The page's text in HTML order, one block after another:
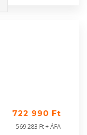
722 990 Ft
569 283 Ft + ÁFA